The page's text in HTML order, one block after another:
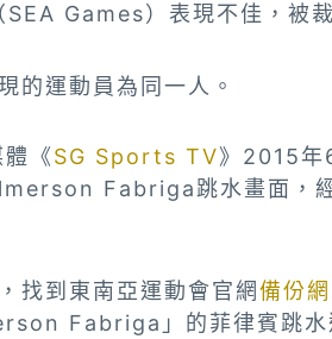
Games）表現不佳，被裁
的運動員為同一人。
《SG Sports TV》2015年
Fabriga跳水畫面，
找到東南亞運動會官網備份
Fabriga」的菲律賓跳水